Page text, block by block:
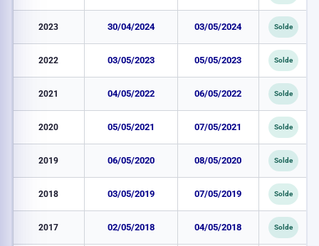
2023 30/04/2024 03/05/2024 Solde
2022 03/05/2023 05/05/2023 Solde
2021 04/05/2022 06/05/2022 Solde
2020 05/05/2021 07/05/2021 Solde
2019 06/05/2020 08/05/2020 Solde
2018 03/05/2019 07/05/2019 Solde
2017 02/05/2018 04/05/2018 Solde